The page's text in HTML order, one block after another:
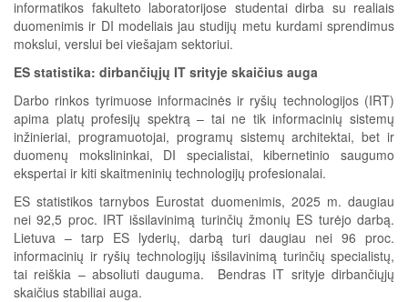
informatikos fakulteto laboratorijose studentai dirba su realiais
duomenimis ir DI modeliais jau studijų metu kurdami sprendimus
mokslui, verslui bei viešajam sektoriui.
ES statistika: dirbančiųjų IT srityje skaičius auga
Darbo rinkos tyrimuose informacinės ir ryšių technologijos (IRT)
apima platų profesijų spektrą – tai ne tik informacinių sistemų
inžinieriai, programuotojai, programų sistemų architektai, bet ir
duomenų mokslininkai, DI specialistai, kibernetinio saugumo
ekspertai ir kiti skaitmeninių technologijų profesionalai.
ES statistikos tarnybos Eurostat duomenimis, 2025 m. daugiau
nei 92,5 proc. IRT išsilavinimą turinčių žmonių ES turėjo darbą.
Lietuva – tarp ES lyderių, darbą turi daugiau nei 96 proc.
informacinių ir ryšių technologijų išsilavinimą turinčių specialistų,
tai reiškia – absoliuti dauguma. Bendras IT srityje dirbančiųjų
skaičius stabiliai auga.